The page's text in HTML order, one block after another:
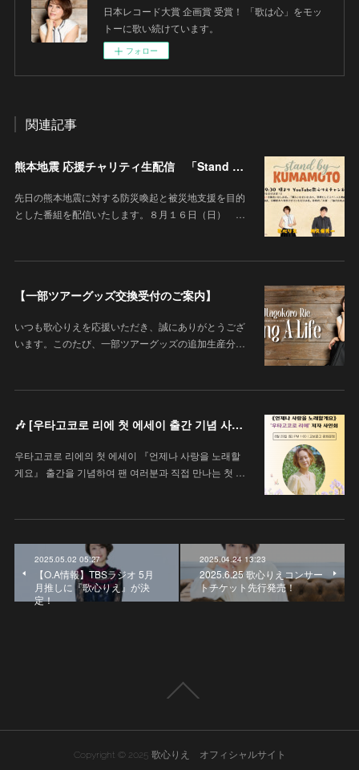
日本レコード大賞 企画賞 受賞！ 「歌は心」をモッ
トーに歌い続けています。
フォロー
関連記事
熊本地震 応援チャリティ生配信 「Stand By KUMAMOTO」
先日の熊本地震に対する防災喚起と被災地支援を目的
とした番組を配信いたします。８月１６日（日） …
【一部ツアーグッズ交換受付のご案内】
いつも歌心りえを応援いただき、誠にありがとうござ
います。このたび、一部ツアーグッズの追加生産分…
🎶 [우타고코로 리에 첫 에세이 출간 기념 사인회 안내 / 歌心りえ 初エッセイ出版記念サイン会のお知らせ]
우타고코로 리에의 첫 에세이 『언제나 사랑을 노래할
게요』 출간을 기념하여 팬 여러분과 직접 만나는 첫 …
2025.05.02 05:27
【O.A情報】TBSラジオ 5月
月推しに『歌心りえ』が決
定！
2025.04.24 13:23
2025.6.25 歌心りえコンサー
トチケット先行発売！
Copyright © 2025 歌心りえ オフィシャルサイト